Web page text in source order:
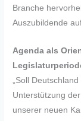
Branche
Auszubildende
Agenda als
„Soll
Unterstützung
unserer neuen